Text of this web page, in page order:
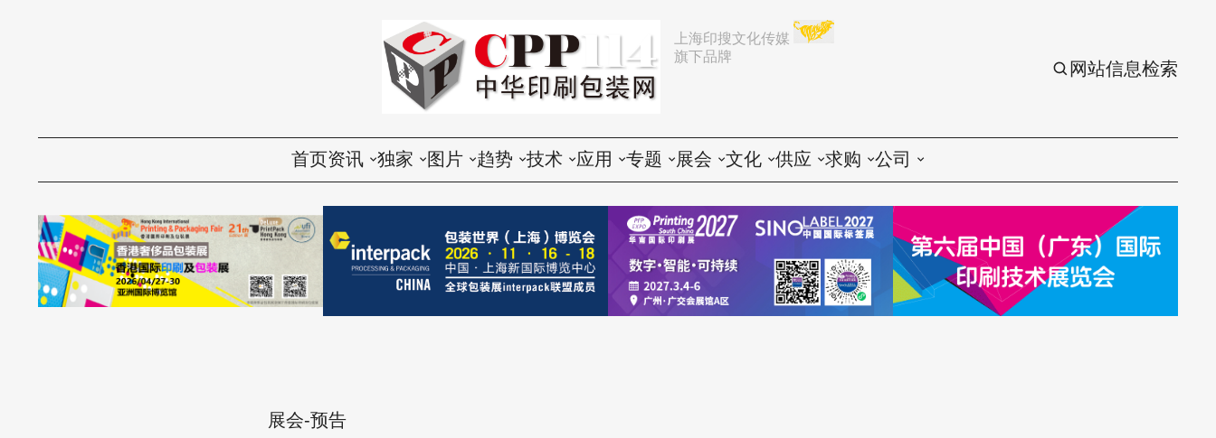
上海印搜文化传媒
旗下品牌
网站信息检索
首页资讯
国内
国际
独家
评论
访谈
话题
图片
活动
展会
设备
趋势
行业动态
企业动态
营销
技术
印前
印中
印后
应用
胶印
数码
标签
专题
展会
企业
咨询
展会
推荐
中国
东南亚
文化
文化创意
供应
会议
印刷设备
印刷材料
求购
印刷
包装
丝印
公司
印刷
包装
丝印
展会-预告